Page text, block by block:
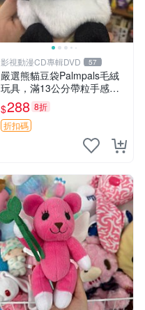
影視動漫CD專輯DVD 57
嚴選熊貓豆袋Palmpals毛絨
玩具，滿13公分帶粒手感極
佳，電影主題周邊推薦 熊貓
Palmpals 毛絨玩具 豆袋 劇場
版周邊
$288 8折
折扣碼